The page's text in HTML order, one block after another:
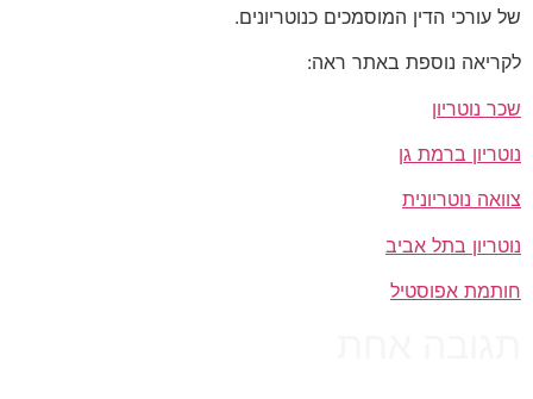
של עורכי הדין המוסמכים כנוטריונים.
לקריאה נוספת באתר ראה:
שכר נוטריון
נוטריון ברמת גן
צוואה נוטריונית
נוטריון בתל אביב
חותמת אפוסטיל